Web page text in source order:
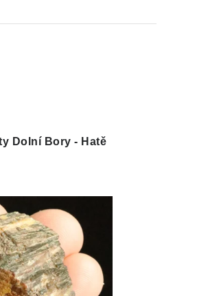
Dolní Bory - Hatě